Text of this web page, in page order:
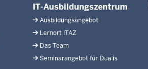
IT-Ausbildungszentrum
Ausbildungsangebot
Lernort ITAZ
Das Team
Seminarangebot für Dualis